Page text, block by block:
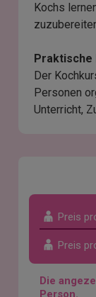
Kochs
Praktische
Der
Personen
Unterricht,
Preis
Preis
Die
Person.